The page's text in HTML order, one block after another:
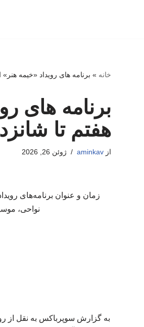
خانه » برنامه های رویداد «خیمه
برنامه های
هفتم تا
ازaminkav ژوئن 26, 2026
زمان و عنوان برنامه‌های
نواحی،
به گزارش سوپرباکس به نقل از